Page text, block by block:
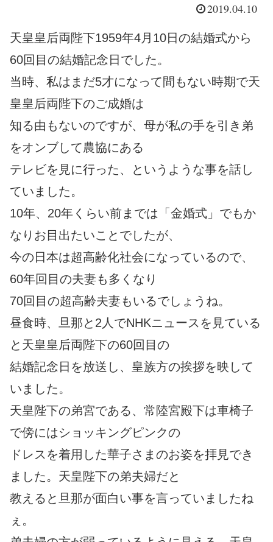
2019.04.10
天皇皇后両陛下1959年4月10日の結婚式から
60回目の結婚記念日でした。
当時、私はまだ5才になって間もない時期で天
皇皇后両陛下のご成婚は
知る由もないのですが、母が私の手を引き弟
をオンブして農協にある
テレビを見に行った、というような事を話し
ていました。
10年、20年くらい前までは「金婚式」でもか
なりお目出たいことでしたが、
今の日本は超高齢化社会になっているので、
60年回目の夫妻も多くなり
70回目の超高齢夫妻もいるでしょうね。
昼食時、旦那と2人でNHKニュースを見ている
と天皇皇后両陛下の60回目の
結婚記念日を放送し、皇族方の挨拶を映して
いました。
天皇陛下の弟宮である、常陸宮殿下は車椅子
で傍にはショッキングピンクの
ドレスを着用した華子さまのお姿を拝見でき
ました。天皇陛下の弟夫婦だと
教えると旦那が面白い事を言っていましたね
ぇ。